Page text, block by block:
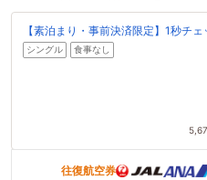
【素泊まり・事前決済限定】1秒チ
シングル 食事なし
往復航空券